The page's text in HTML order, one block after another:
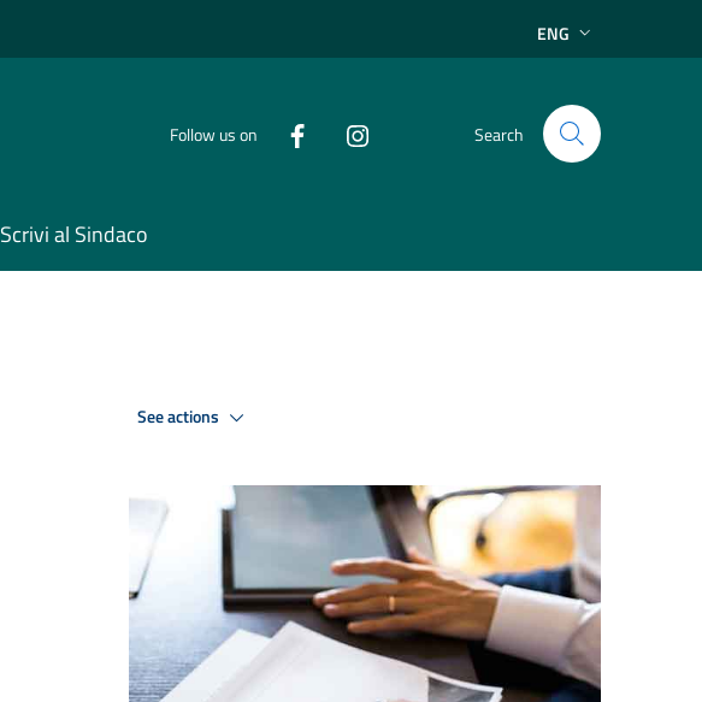
ENG
Follow us on Search
Scrivi al Sindaco
See actions